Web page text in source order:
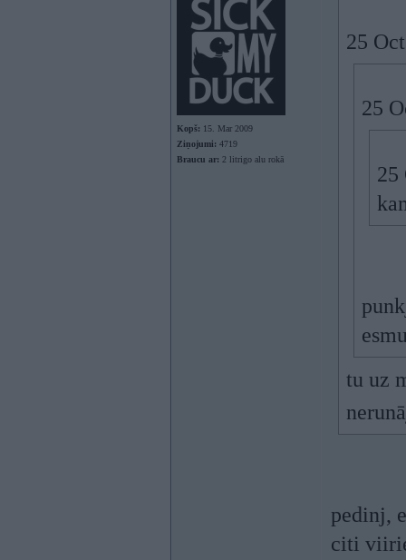
Kopš: 15. Mar 2009
Ziņojumi: 4719
Braucu ar: 2 litrigo alu rokā
25
25
25
tu uz
pedinj,
citi